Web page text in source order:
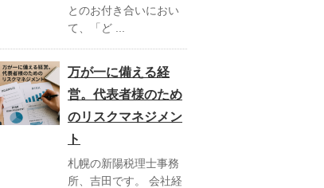
とのお付き合いにおい
て、「ど ...
万が一に備える経
営。代表者様のため
のリスクマネジメン
ト
札幌の新陽税理士事務
所、吉田です。 会社経